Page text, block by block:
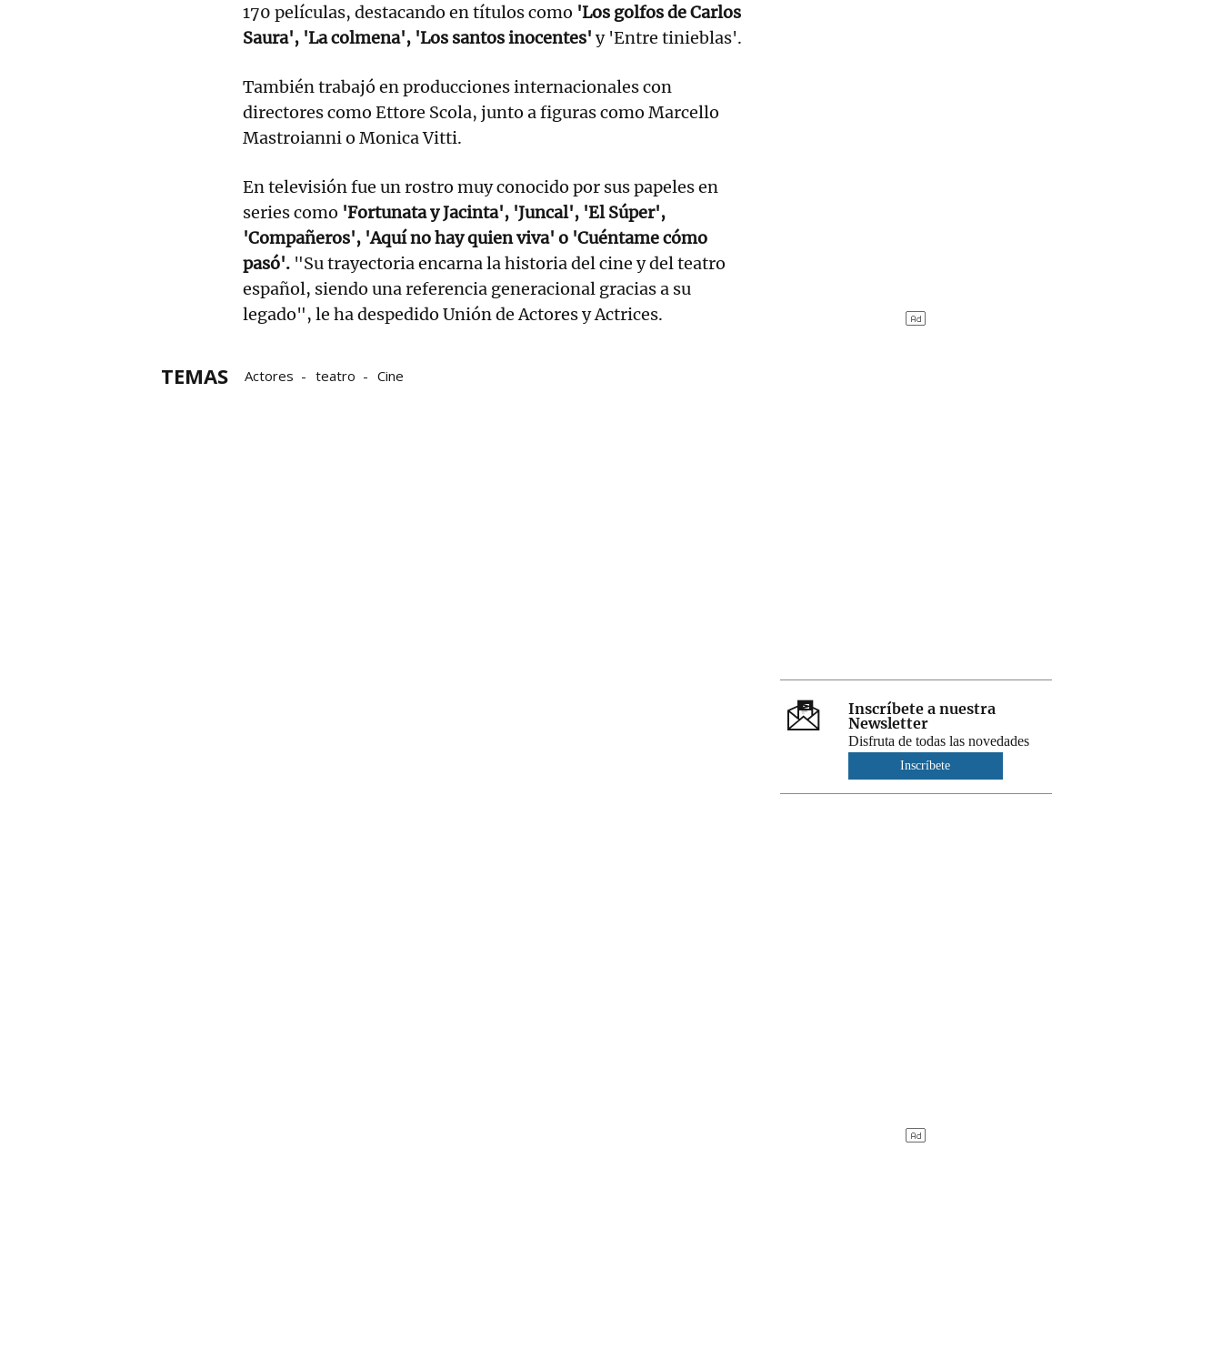
170 películas, destacando en títulos como 'Los golfos de Carlos
Saura', 'La colmena', 'Los santos inocentes' y 'Entre tinieblas'.
También trabajó en producciones internacionales con
directores como Ettore Scola, junto a figuras como Marcello
Mastroianni o Monica Vitti.
En televisión fue un rostro muy conocido por sus papeles en
series como 'Fortunata y Jacinta', 'Juncal', 'El Súper',
'Compañeros', 'Aquí no hay quien viva' o 'Cuéntame cómo
pasó'. "Su trayectoria encarna la historia del cine y del teatro
español, siendo una referencia generacional gracias a su
legado", le ha despedido Unión de Actores y Actrices.
TEMAS Actores teatro Cine
Inscríbete a nuestra
Newsletter
Disfruta de todas las novedades
Inscríbete